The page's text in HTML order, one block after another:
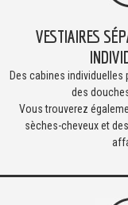
VESTIAIRES
Des cabines individuelles
des
Vous trouverez
sèches-cheveux et